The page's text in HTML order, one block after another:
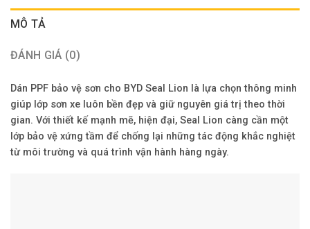
MÔ TẢ
ĐÁNH GIÁ (0)
Dán PPF bảo vệ sơn cho BYD Seal Lion là lựa chọn thông minh
giúp lớp sơn xe luôn bền đẹp và giữ nguyên giá trị theo thời
gian. Với thiết kế mạnh mẽ, hiện đại, Seal Lion càng cần một
lớp bảo vệ xứng tầm để chống lại những tác động khắc nghiệt
từ môi trường và quá trình vận hành hàng ngày.